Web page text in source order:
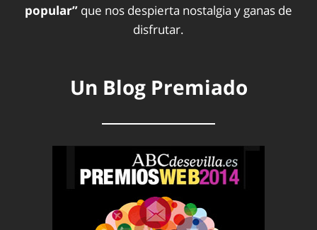
popular” que nos despierta nostalgia y ganas de
disfrutar.
Un Blog Premiado